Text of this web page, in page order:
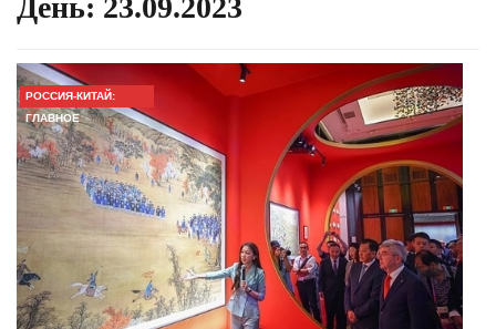
День: 23.09.2023
РОССИЯ-КИТАЙ:
ГЛАВНОЕ